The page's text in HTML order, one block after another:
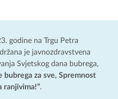
godine na Trgu Petra
je javnozdravstvena
Svjetskog dana bubrega,
bubrega za sve, Spremnost
ranjivima!”.